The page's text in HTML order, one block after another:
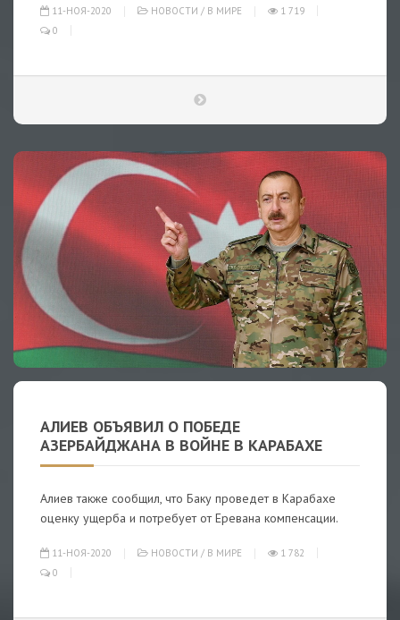
11-НОЯ-2020 НОВОСТИ / В МИРЕ
1 719
0
АЛИЕВ ОБЪЯВИЛ О ПОБЕДЕ
АЗЕРБАЙДЖАНА В ВОЙНЕ В КАРАБАХЕ
Алиев также сообщил, что Баку проведет в Карабахе
оценку ущерба и потребует от Еревана компенсации.
11-НОЯ-2020 НОВОСТИ / В МИРЕ
1 782
0